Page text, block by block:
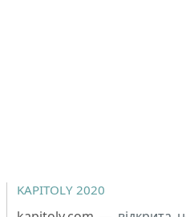
KAPITOLY 2020